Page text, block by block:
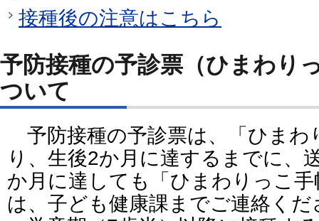
接種後の注意はこちら
予防接種の予診票（ひまわり
ついて
予防接種の予診票は、「ひまわ
り、生後2か月に達するまでに、
か月に達しても「ひまわりっこ
は、子ども健康課までご連絡くだ